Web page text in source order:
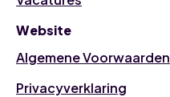
Website
Algemene Voorwaarden
Privacyverklaring